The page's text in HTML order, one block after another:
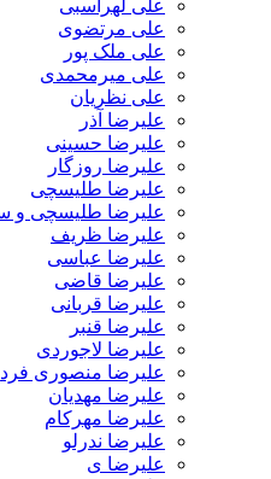
علی لهراسبی
علی مرتضوی
علی ملک پور
علی میرمحمدی
علی نظریان
علیرضا آذر
علیرضا حسینی
علیرضا روزگار
علیرضا طلیسچی
علیرضا طلیسچی و سعید آتانی
علیرضا ظریف
علیرضا عباسی
علیرضا قاضی
علیرضا قربانی
علیرضا قنبر
علیرضا لاجوردی
علیرضا منصوری فرد
علیرضا مهدیان
علیرضا مهرکام
علیرضا ندرلو
علیرضا ی